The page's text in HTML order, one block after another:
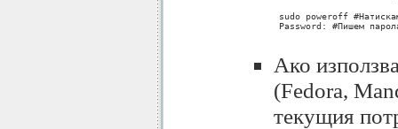
sudo poweroff
Password: #Пишем
Ако
(Fedora,
текущия